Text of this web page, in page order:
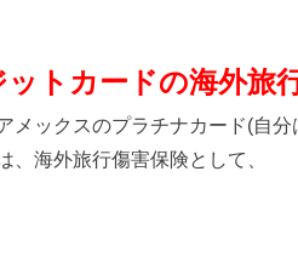
ットカードの海外旅
メックスのプラチナカード(自
海外旅行傷害保険として、